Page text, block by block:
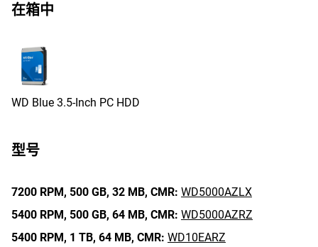
在箱中
WD Blue 3.5-Inch PC HDD
型号
7200 RPM, 500 GB, 32 MB, CMR: WD5000AZLX
5400 RPM, 500 GB, 64 MB, CMR: WD5000AZRZ
5400 RPM, 1 TB, 64 MB, CMR: WD10EARZ